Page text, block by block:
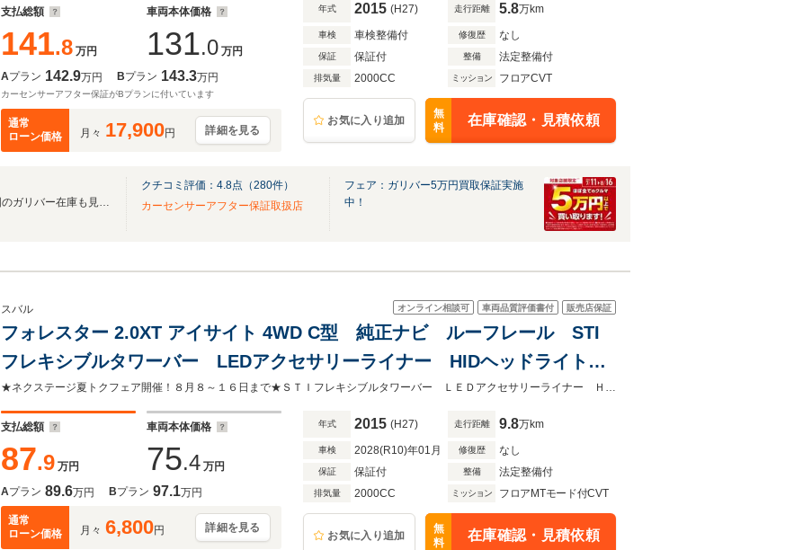
支払総額
141.8 万円
車両本体価格
131.0 万円
Aプラン 142.9万円 Bプラン 143.3万円
カーセンサーアフター保証がBプランに付いています
通常
ローン価格
月々 17,900円 詳細を見る
年式 2015 (H27) 走行距離 5.8万km
車検 車検整備付 修復歴 なし
保証 保証付 整備 法定整備付
排気量 2000CC ミッション フロアCVT
お気に入り追加
無
料
在庫確認・見積依頼
無料電話は24時間ご案内！！全国のガリバー在庫も見たい方は一括照会が可能です！
クチコミ評価： 4.8点（280件）
カーセンサーアフター保証取扱店
フェア：ガリバー5万円買取保証実施
中！
オンライン相談可 車両品質評価書付 販売店保証
スバル
フォレスター 2.0XT アイサイト 4WD C型 純正ナビ ルーフレール STI
フレキシブルタワーバー LEDアクセサリーライナー HIDヘッドライト
革巻きステアリング 純正18インチアルミ ハーフレザーシート スマート
キー 禁煙車 ターボ
★ネクステージ夏トクフェア開催！８月８～１６日まで★ＳＴＩフレキシブルタワーバー ＬＥＤアクセサリーライナー ＨＩＤヘッドライト 革巻きステアリング
支払総額
87.9 万円
車両本体価格
75.4 万円
Aプラン 89.6万円 Bプラン 97.1万円
通常
ローン価格
月々 6,800円 詳細を見る
年式 2015 (H27) 走行距離 9.8万km
車検 2028(R10)年01月 修復歴 なし
保証 保証付 整備 法定整備付
排気量 2000CC ミッション フロアMTモード付CVT
お気に入り追加
無
料
在庫確認・見積依頼